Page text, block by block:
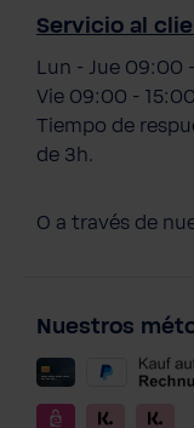
Servicio al
Lun - Jue 09:00
Vie 09:00 -
Tiempo de
de 3h.
O a través de
Nuestros